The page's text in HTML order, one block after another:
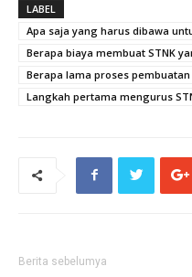
LABEL
Apa saja yang harus dibawa
Berapa biaya membuat STNK
Berapa lama proses pembuatan
Langkah pertama mengurus
Berita sebelumya